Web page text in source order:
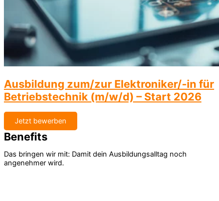
Ausbildung zum/zur Elektroniker/-in für
Betriebstechnik (m/w/d) – Start 2026
Jetzt bewerben
Benefits
Das bringen wir mit: Damit dein Ausbildungsalltag noch
angenehmer wird.